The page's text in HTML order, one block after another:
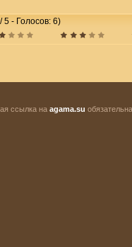
5 - Голосов: 6)
ссылка на agama.su